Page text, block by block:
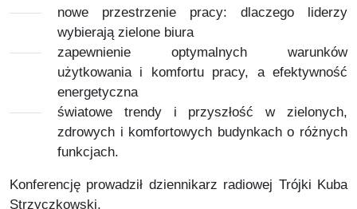
nowe przestrzenie pracy: dlaczego liderzy
wybierają zielone biura
zapewnienie optymalnych warunków
użytkowania i komfortu pracy, a efektywność
energetyczna
światowe trendy i przyszłość w zielonych,
zdrowych i komfortowych budynkach o różnych
funkcjach.
Konferencję prowadził dziennikarz radiowej Trójki Kuba
Strzyczkowski.